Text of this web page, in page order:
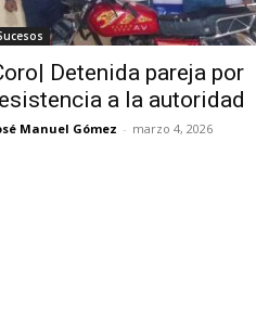
Detenida pareja por
a la autoridad
Manuel Gómez - marzo 4, 2026